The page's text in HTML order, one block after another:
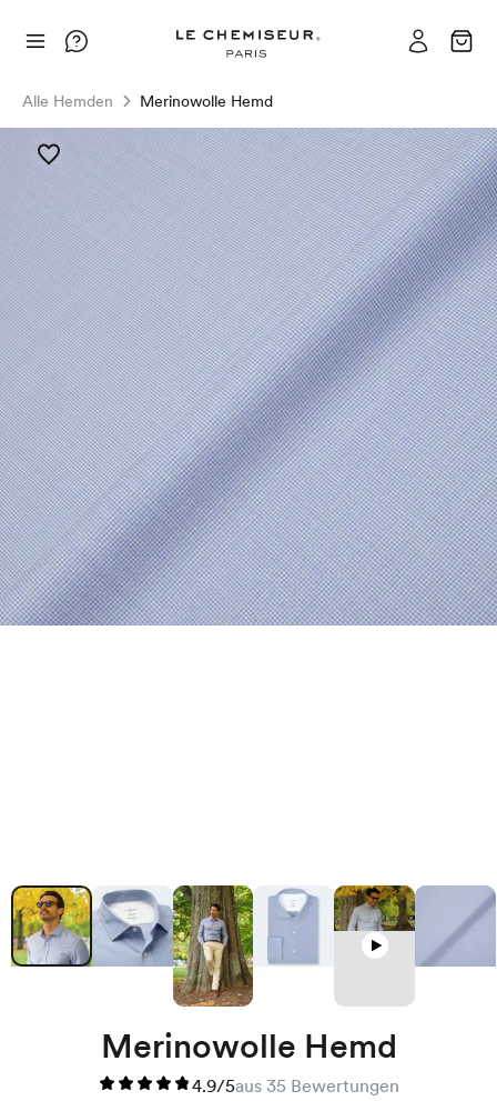
Alle Hemden Merinowolle Hemd
Merinowolle Hemd
4.9/5aus 35 Bewertungen